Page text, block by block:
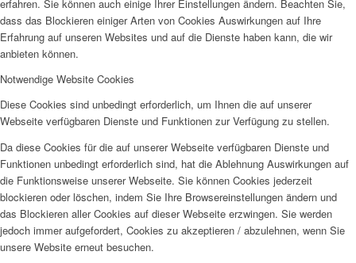
erfahren. Sie können auch einige Ihrer Einstellungen ändern. Beachten Sie,
dass das Blockieren einiger Arten von Cookies Auswirkungen auf Ihre
Erfahrung auf unseren Websites und auf die Dienste haben kann, die wir
anbieten können.
Notwendige Website Cookies
Diese Cookies sind unbedingt erforderlich, um Ihnen die auf unserer
Webseite verfügbaren Dienste und Funktionen zur Verfügung zu stellen.
Da diese Cookies für die auf unserer Webseite verfügbaren Dienste und
Funktionen unbedingt erforderlich sind, hat die Ablehnung Auswirkungen auf
die Funktionsweise unserer Webseite. Sie können Cookies jederzeit
blockieren oder löschen, indem Sie Ihre Browsereinstellungen ändern und
das Blockieren aller Cookies auf dieser Webseite erzwingen. Sie werden
jedoch immer aufgefordert, Cookies zu akzeptieren / abzulehnen, wenn Sie
unsere Website erneut besuchen.